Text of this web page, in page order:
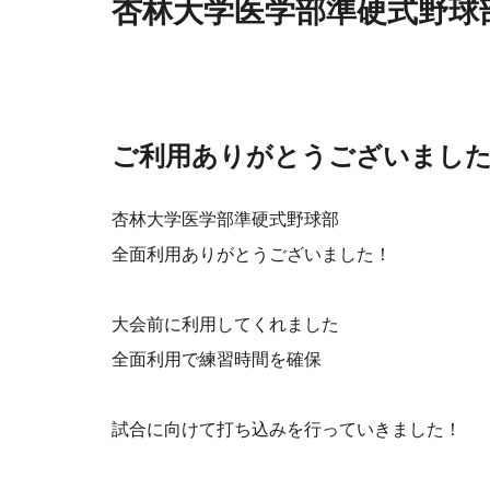
杏林大学医学部準硬式野球
ご利用ありがとうございまし
杏林大学医学部準硬式野球部
全面利用ありがとうございました！
大会前に利用してくれました
全面利用で練習時間を確保
試合に向けて打ち込みを行っていきました！